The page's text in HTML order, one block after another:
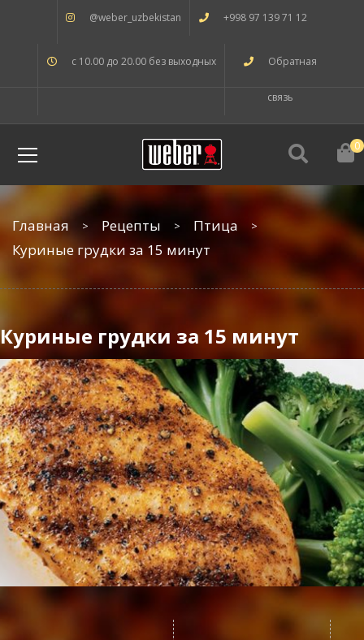
@weber_uzbekistan +998 97 139 71 12
с 10.00 до 20.00 без выходных Обратная
связь
0
Главная Рецепты
Птица
Куриные грудки за 15 минут
Куриные грудки за 15 минут